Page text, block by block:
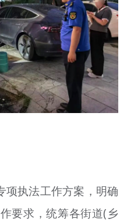
+
项执法工作方案，明确
要求，统筹各街道(乡